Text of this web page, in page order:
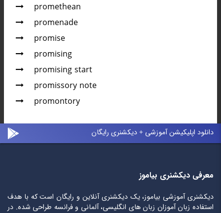
promethean
promenade
promise
promising
promising start
promissory note
promontory
دانلود اپلیکیشن آموزشی + دیکشنری رایگان
معرفی دیکشنری بیاموز
دیکشنری آموزشی بیاموز، یک دیکشنری آنلاین و رایگان است که با هدف
استفاده زبان آموزان زبان های انگلیسی، آلمانی و فرانسه طراحی شده. در